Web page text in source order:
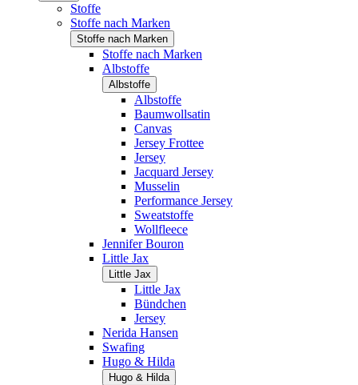
Stoffe
Stoffe nach Marken
Stoffe nach Marken
Stoffe nach Marken
Albstoffe
Albstoffe
Albstoffe
Baumwollsatin
Canvas
Jersey Frottee
Jersey
Jacquard Jersey
Musselin
Performance Jersey
Sweatstoffe
Wollfleece
Jennifer Bouron
Little Jax
Little Jax
Little Jax
Bündchen
Jersey
Nerida Hansen
Swafing
Hugo & Hilda
Hugo & Hilda